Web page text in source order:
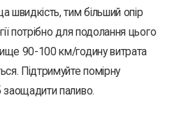
швидкість, тим більший опір
потрібно для подолання цього
90-100 км/годину витрата
Підтримуйте помірну
заощадити паливо.